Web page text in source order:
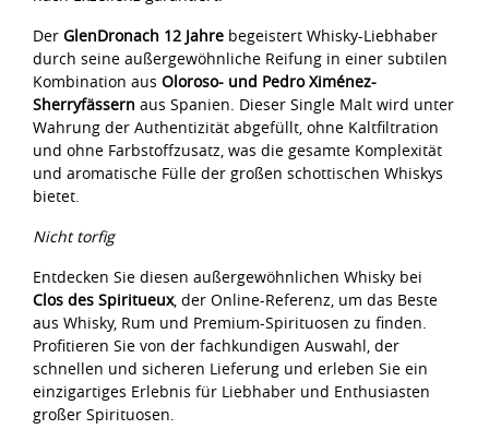
Der GlenDronach 12 Jahre begeistert Whisky-Liebhaber
durch seine außergewöhnliche Reifung in einer subtilen
Kombination aus Oloroso- und Pedro Ximénez-
Sherryfässern aus Spanien. Dieser Single Malt wird unter
Wahrung der Authentizität abgefüllt, ohne Kaltfiltration
und ohne Farbstoffzusatz, was die gesamte Komplexität
und aromatische Fülle der großen schottischen Whiskys
bietet.
Nicht torfig
Entdecken Sie diesen außergewöhnlichen Whisky bei
Clos des Spiritueux, der Online-Referenz, um das Beste
aus Whisky, Rum und Premium-Spirituosen zu finden.
Profitieren Sie von der fachkundigen Auswahl, der
schnellen und sicheren Lieferung und erleben Sie ein
einzigartiges Erlebnis für Liebhaber und Enthusiasten
großer Spirituosen.